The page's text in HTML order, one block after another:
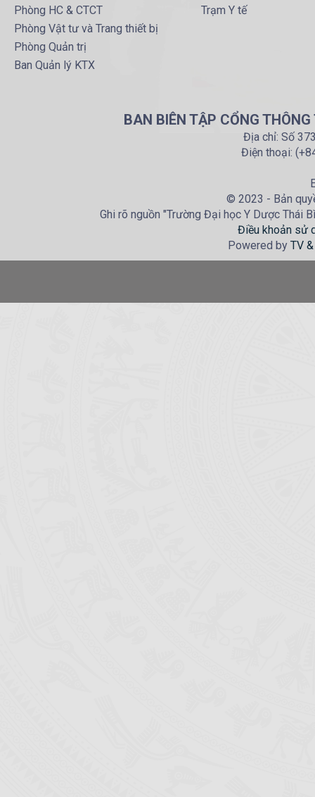
Phòng HC & CTCT
Phòng Vật tư và Trang thiết bị
Phòng Quản trị
Ban Quản lý KTX
Trạm Y tế
BAN BIÊN TẬP CỔNG
Địa chỉ: Số
Điện thoại:
© 2023 - Bản
Ghi rõ nguồn "Trường Đại học Y Dược Thái
Điều khoản sử
Powered by TV